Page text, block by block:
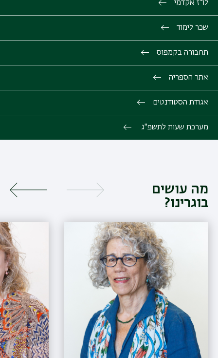
לו"ז אקדמי
שכר לימוד
תחבורה בקמפוס
אתר הספריה
אגודת הסטודנטים
מערכת שעות לתשפ"ג
מה עושים
בוגרינו?